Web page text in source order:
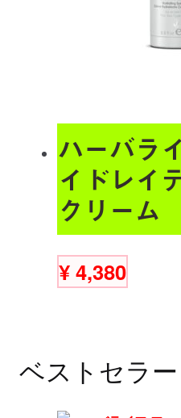
ハーバラ
イドレイ
クリーム
¥4,380
ベストセラー